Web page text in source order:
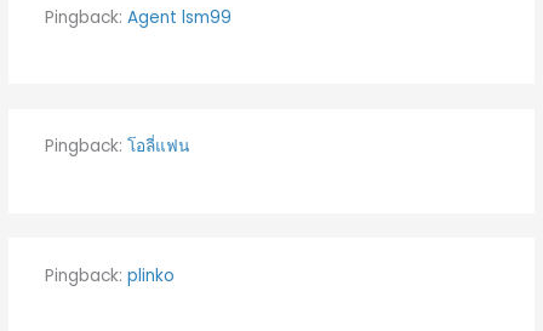
Pingback: Agent lsm99
Pingback: โอลี่แฟน
Pingback: plinko